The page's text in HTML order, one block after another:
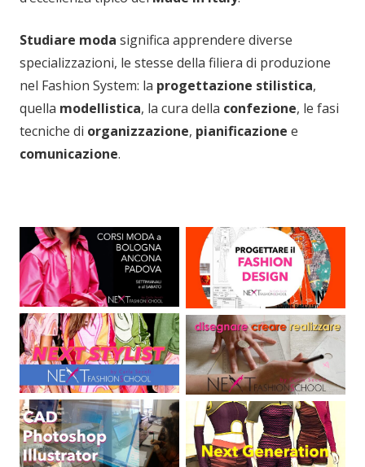
Studiare moda significa apprendere diverse
specializzazioni, le stesse della filiera di produzione
nel Fashion System: la progettazione stilistica,
quella modellistica, la cura della confezione, le fasi
tecniche di organizzazione, pianificazione e
comunicazione.